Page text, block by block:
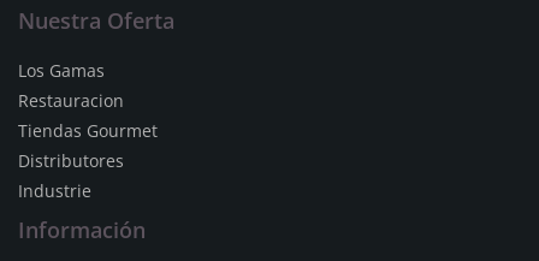
Nuestra Oferta
Los Gamas
Restauracion
Tiendas Gourmet
Distributores
Industrie
Información